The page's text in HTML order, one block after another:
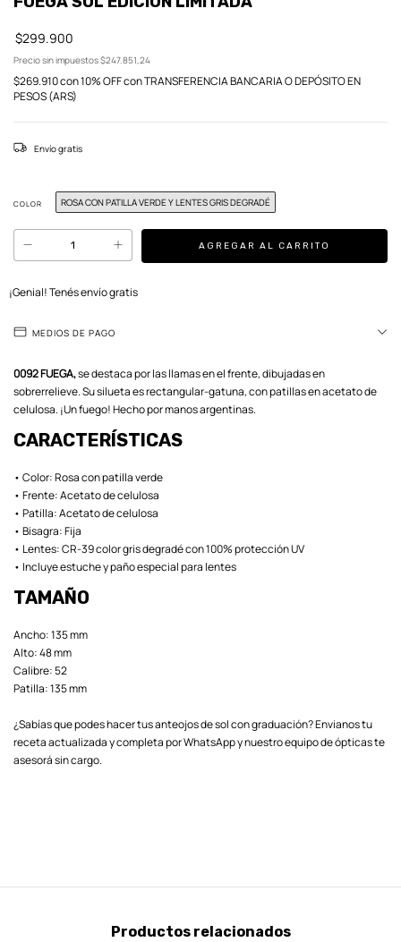
$299.900
Precio sin impuestos$247.851,24
$269.910con10% OFF con TRANSFERENCIA BANCARIA O DEPÓSITO EN
PESOS (ARS)
Envío gratis
COLOR ROSA CON PATILLA VERDE Y LENTES GRIS DEGRADÉ
¡Genial! Tenés envío gratis
MEDIOS DE PAGO
0092 FUEGA,se destaca por las llamas en el frente, dibujadas en
sobrerrelieve. Su silueta es rectangular-gatuna, con patillas en acetato de
celulosa. ¡Un fuego! Hecho por manos argentinas.
CARACTERÍSTICAS
• Color: Rosa con patilla verde
• Frente: Acetato de celulosa
• Patilla: Acetato de celulosa
• Bisagra: Fija
• Lentes: CR-39 color gris degradé con 100% protección UV
• Incluye estuche y paño especial para lentes
TAMAÑO
Ancho: 135 mm
Alto: 48 mm
Calibre: 52
Patilla: 135 mm
¿Sabías que podes hacer tus anteojos de sol con graduación? Envianos tu
receta actualizada y completa por WhatsApp y nuestro equipo de ópticas te
asesorá sin cargo.
Productos relacionados